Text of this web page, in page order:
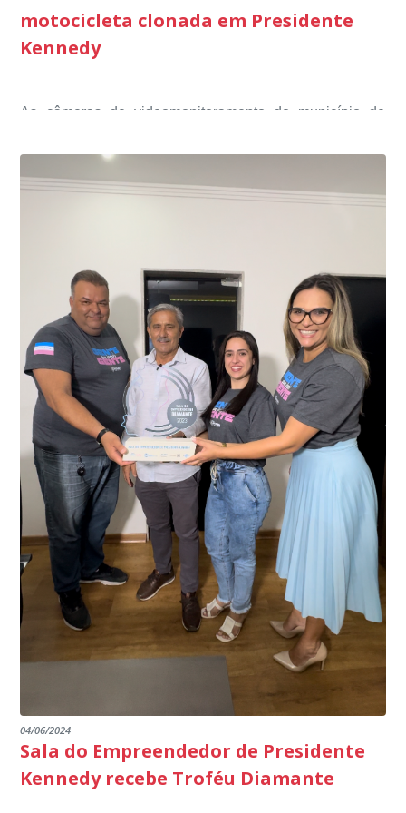
motocicleta clonada em Presidente
Kennedy
As câmeras de videomonitoramento do município de
Presidente Kennedy identificaram neste fim de semana,
01 de junho, uma motocicleta com indícios de
adulteração, imediatamente, a central de
videomonitoramento acionou a Guarda Civil Municipal,
Durante a abordagem a adulteração foi comprovada,
através da conferência do Chassi, a motocicleta, bem
conta do sistema de videomonitoramento instalado
recentemente em todo o município de Presidente
Kennedy, o sistema é integrado com outros municípios
do país, sendo possível a identificação de veículos por
meio do cruzamento de informações, nesse caso
específico, com dados de uma cidade do Estado do Rio
de Janeiro.
“Mais de 100 câmeras foram instaladas na sede e no
interior de Presidente Kennedy, garantindo mais
segurança à população, seja nas ruas, no comércio, os
produtores agropecuários. Estamos no rumo certo,
parabéns a todos os servidores que contribuem para a
segurança da nossa cidade”, destaca o prefeito Dorlei
Fontão.
04/06/2024
Sala do Empreendedor de Presidente
Kennedy recebe Troféu Diamante